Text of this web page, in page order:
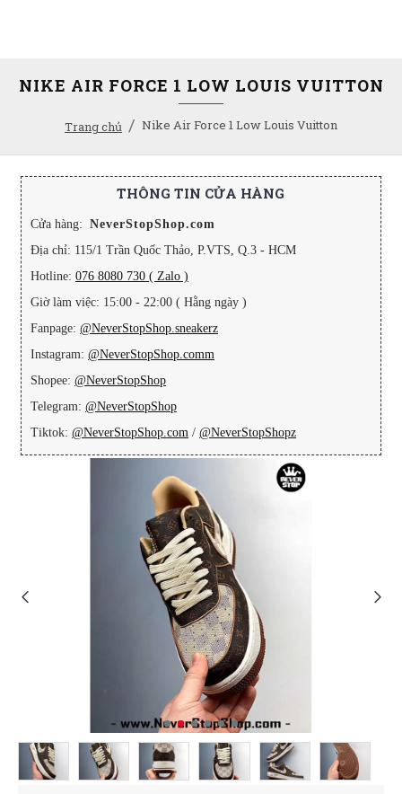
Trang chủ Nike Air Force 1 Low Louis Vuitton
NIKE AIR FORCE 1 LOW LOUIS VUITTON
THÔNG TIN CỬA HÀNG
Cửa hàng: NeverStopShop.com
Địa chỉ: 115/1 Trần Quốc Thảo, P.VTS, Q.3 - HCM
Hotline: 076 8080 730 ( Zalo )
Giờ làm việc: 15:00 - 22:00 ( Hằng ngày )
Fanpage: @NeverStopShop.sneakerz
Instagram: @NeverStopShop.comm
Shopee: @NeverStopShop
Telegram: @NeverStopShop
Tiktok: @NeverStopShop.com / @NeverStopShopz